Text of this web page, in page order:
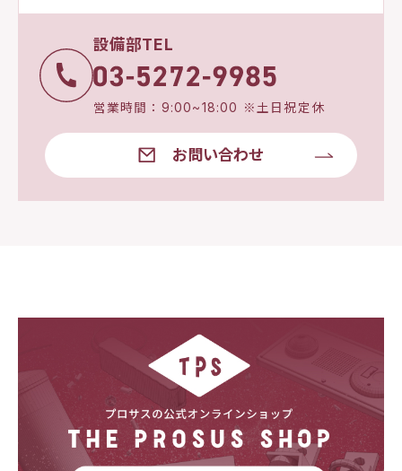
設備部TEL
営業時間：9:00~18:00 ※土日祝定休
お問い合わせ